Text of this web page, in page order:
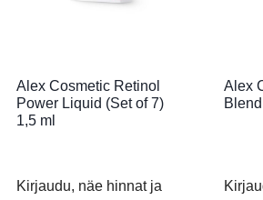
Alex Cosmetic Retinol
Power Liquid (Set of 7)
1,5 ml
Kirjaudu, näe hinnat ja
Alex